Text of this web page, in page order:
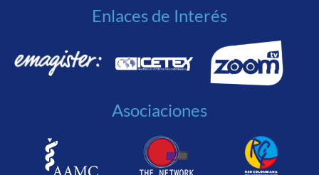
Enlaces de Interés
Asociaciones